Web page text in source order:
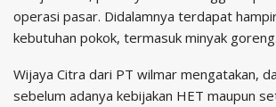
operasi pasar. Didalamnya terdapat
kebutuhan pokok, termasuk minyak goreng.
Wijaya Citra dari PT wilmar mengatakan,
sebelum adanya kebijakan HET maupun